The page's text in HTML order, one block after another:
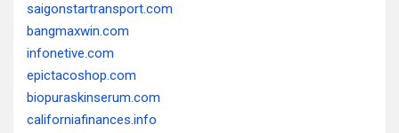
saigonstartransport.com
bangmaxwin.com
infonetive.com
epictacoshop.com
biopuraskinserum.com
californiafinances.info